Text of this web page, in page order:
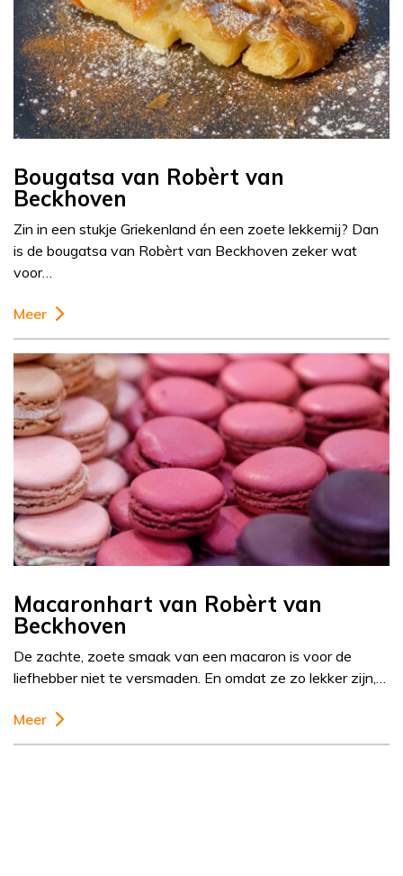
Bougatsa van Robèrt van
Beckhoven
Zin in een stukje Griekenland én een zoete lekkernij? Dan
is de bougatsa van Robèrt van Beckhoven zeker wat
voor…
Meer
Macaronhart van Robèrt van
Beckhoven
De zachte, zoete smaak van een macaron is voor de
liefhebber niet te versmaden. En omdat ze zo lekker zijn,…
Meer